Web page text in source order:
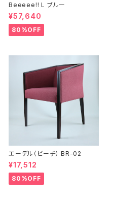
Beeeee!! L ブルー
¥57,640
80%OFF
エーデル（ビーチ） BR-02
¥17,512
80%OFF